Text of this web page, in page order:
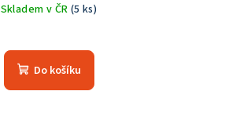
Skladem v ČR (5 ks)
hodnocení
produktu
Do košíku